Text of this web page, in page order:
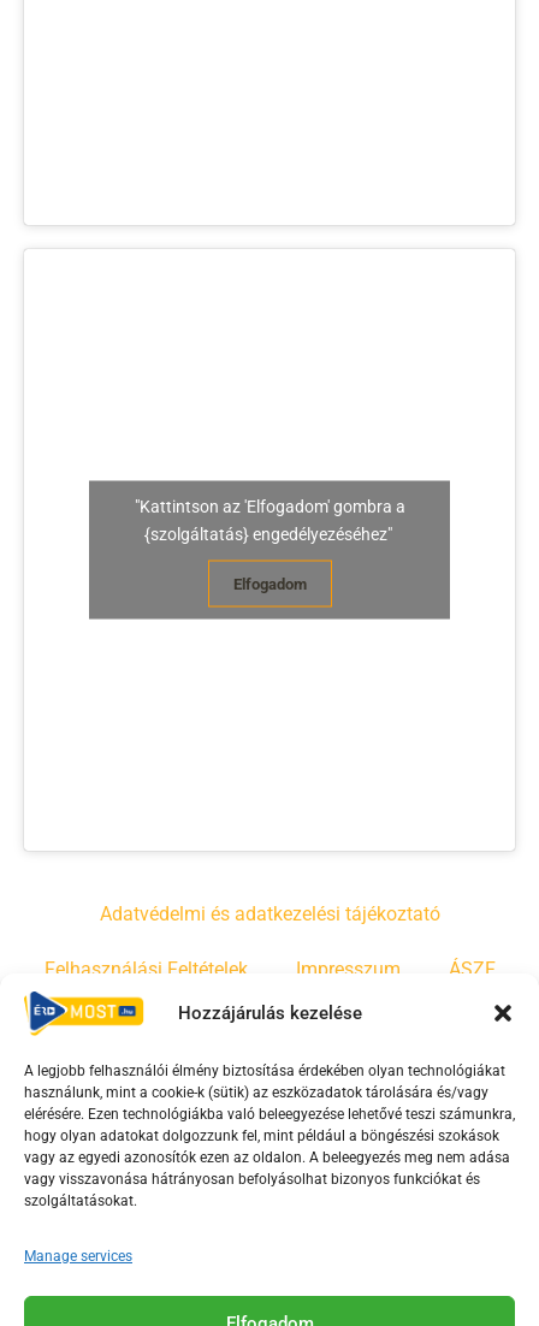
Hozzájárulás kezelése
A legjobb felhasználói élmény biztosítása érdekében olyan technológiákat
használunk, mint a cookie-k (sütik) az eszközadatok tárolására és/vagy
elérésére. Ezen technológiákba való beleegyezése lehetővé teszi számunkra,
hogy olyan adatokat dolgozzunk fel, mint például a böngészési szokások
vagy az egyedi azonosítók ezen az oldalon. A beleegyezés meg nem adása
vagy visszavonása hátrányosan befolyásolhat bizonyos funkciókat és
szolgáltatásokat.
Manage services
"Kattintson az 'Elfogadom' gombra a
{szolgáltatás} engedélyezéséhez"
Elfogadom
Adatvédelmi és adatkezelési tájékoztató
Felhasználási Feltételek Impresszum ÁSZF
Irányelvek Moderálási szabályzat
F
a
c
e
o
o
Y
o
u
t
b
e
T
i
k
Az Érd Média médiaszolgáltatási tevékenységét a